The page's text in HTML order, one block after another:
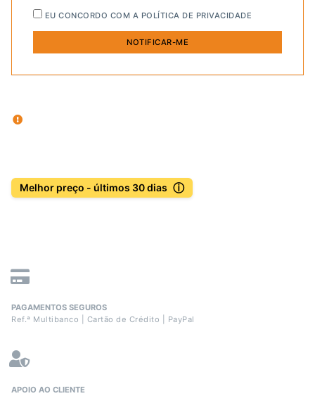
EU CONCORDO COM A POLÍTICA DE PRIVACIDADE
Melhor preço - últimos 30 dias ⓘ
PAGAMENTOS SEGUROS
Ref.ª Multibanco | Cartão de Crédito | PayPal
APOIO AO CLIENTE